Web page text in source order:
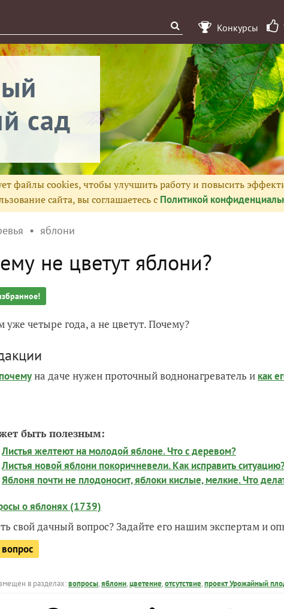
Конкурсы
сад
файлы cookies, чтобы улучшить работу и повысить
сайта, вы соглашаетесь с Политикой
яблони
не цветут яблони?
уже четыре года, а не цветут. Почему?
на даче нужен проточный воднонагреватель и как
быть полезным:
Листья желтеют на молодой яблоне. Что с деревом?
Листья новой яблони покоричневели. Как исправить
Яблоня почти не плодоносит, яблоки кислые, мелкие. Что
о яблонях (1739)
свой дачный вопрос? Задайте его нашим экспертам и
в разделах:вопросы,яблони,цветение,отсутствие,проект Урожайный